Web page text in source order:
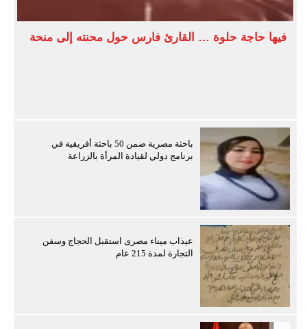
فيها حاجة حلوة … القارئ فارس حول محنته إلى منحة
باحثة مصرية ضمن 50 باحثة أفريقية في
برنامج دولي لقيادة المرأة بالزراعة
عيذاب ميناء مصرى استقبل الحجاج وسفن
التجارة لمدة 215 عام